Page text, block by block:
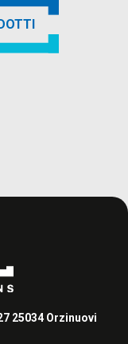
25034 Orzinuovi